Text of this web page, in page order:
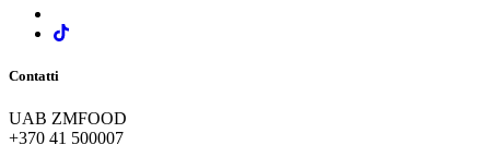
Contatti
UAB ZMFOOD
+370 41 500007